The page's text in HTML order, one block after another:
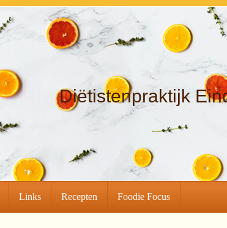
Diëtistenpraktijk
Links Recepten Foodie Focus